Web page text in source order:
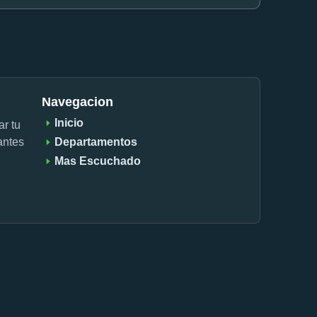
tu
Navegacion
Inicio
Departamentos
Mas Escuchado